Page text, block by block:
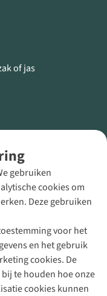
gebruiken
cookies om
Deze gebruiken
voor het
en het gebruik
cookies. De
te houden hoe onze
cookies kunnen
of jas